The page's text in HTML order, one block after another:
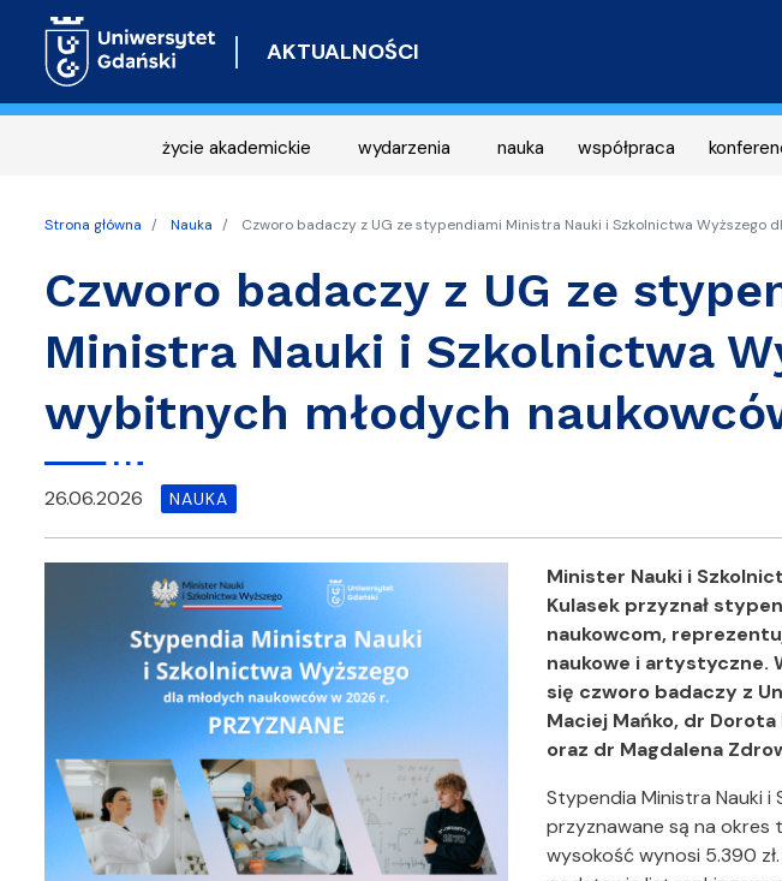
AKTUALNOŚCI
życie akademickie wydarzenia nauka współpraca
Strona główna Nauka Czworo badaczy z UG ze stypendiami Ministra Nauki i Szkolnictwa Wyższego
Czworo badaczy z UG ze
Ministra Nauki i Szkolnictwa
wybitnych młodych
26.06.2026 NAUKA
Minister Nauki i
Kulasek przyznał
naukowcom,
naukowe i artystyczne.
się czworo badaczy z
Maciej Mańko, dr
oraz dr Magdalena
Stypendia Ministra Nauki i
przyznawane są na okres
wysokość wynosi 5.390